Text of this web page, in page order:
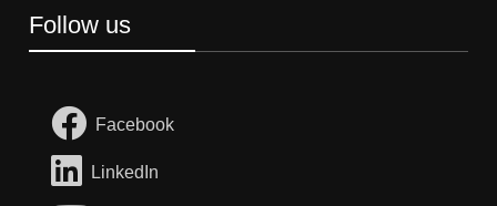
Follow us
Facebook
LinkedIn